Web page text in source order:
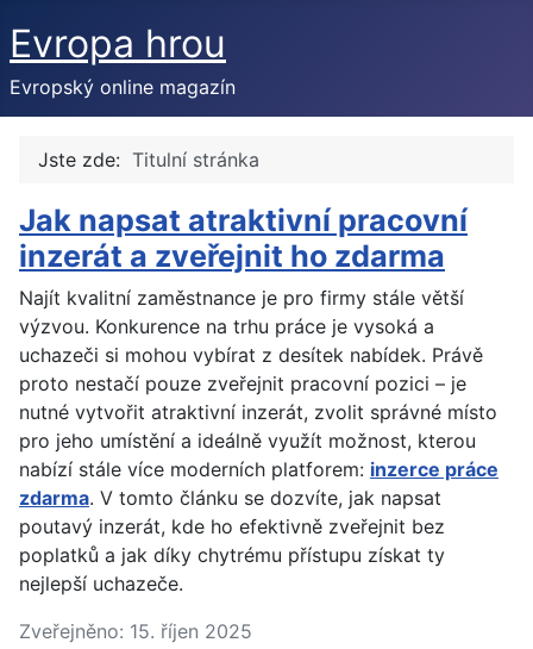
Evropa hrou
Evropský online magazín
Jste zde: Titulní stránka
Jak napsat atraktivní pracovní
inzerát a zveřejnit ho zdarma
Najít kvalitní zaměstnance je pro firmy stále větší
výzvou. Konkurence na trhu práce je vysoká a
uchazeči si mohou vybírat z desítek nabídek. Právě
proto nestačí pouze zveřejnit pracovní pozici – je
nutné vytvořit atraktivní inzerát, zvolit správné místo
pro jeho umístění a ideálně využít možnost, kterou
nabízí stále více moderních platforem: inzerce práce
zdarma. V tomto článku se dozvíte, jak napsat
poutavý inzerát, kde ho efektivně zveřejnit bez
poplatků a jak díky chytrému přístupu získat ty
nejlepší uchazeče.
Zveřejněno: 15. říjen 2025